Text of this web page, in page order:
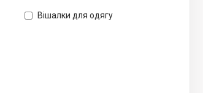
Вішалки для одягу